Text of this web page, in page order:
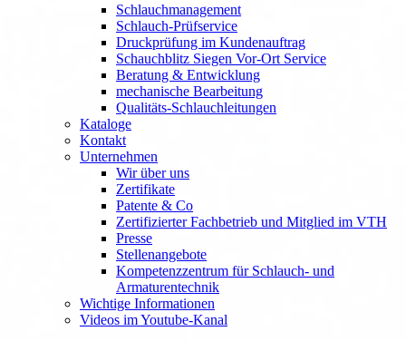
Schlauchmanagement
Schlauch-Prüfservice
Druckprüfung im Kundenauftrag
Schauchblitz Siegen Vor-Ort Service
Beratung & Entwicklung
mechanische Bearbeitung
Qualitäts-Schlauchleitungen
Kataloge
Kontakt
Unternehmen
Wir über uns
Zertifikate
Patente & Co
Zertifizierter Fachbetrieb und Mitglied im VTH
Presse
Stellenangebote
Kompetenzzentrum für Schlauch- und
Armaturentechnik
Wichtige Informationen
Videos im Youtube-Kanal